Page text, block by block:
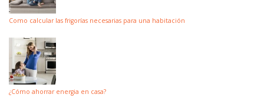
Como calcular las frigorías necesarias para una habitación
¿Cómo ahorrar energia en casa?